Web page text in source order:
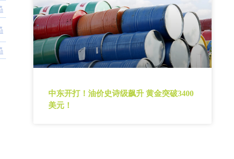
中东开打！油价史诗级飙升 黄金突破3400
美元！